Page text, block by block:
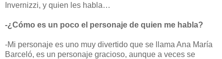
Invernizzi, y quien les habla…
-¿Cómo es un poco el personaje de quien me habla?
-Mi personaje es uno muy divertido que se llama Ana María
Barceló, es un personaje gracioso, aunque a veces se